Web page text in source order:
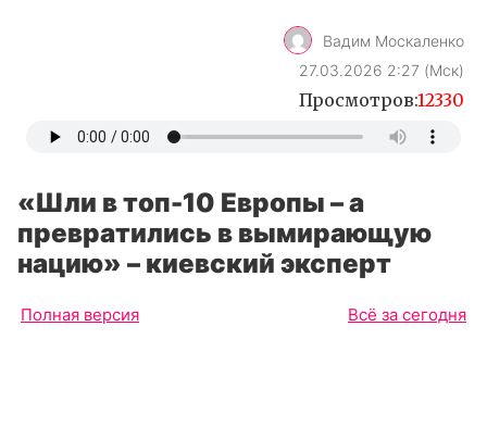
Вадим Москаленко
27.03.2026 2:27 (Мск)
Просмотров:12330
«Шли в топ-10 Европы – а
превратились в вымирающую
нацию» – киевский эксперт
Полная версия Всё за сегодня